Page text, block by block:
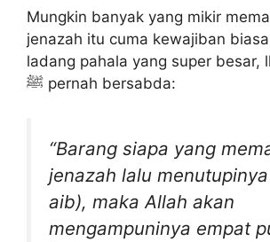
Mungkin banyak yang mikir
jenazah itu cuma kewajiban
ladang pahala yang super besar,
ﷺ pernah bersabda:
“Barang siapa yang
jenazah lalu
aib), maka Allah akan
mengampuninya empat